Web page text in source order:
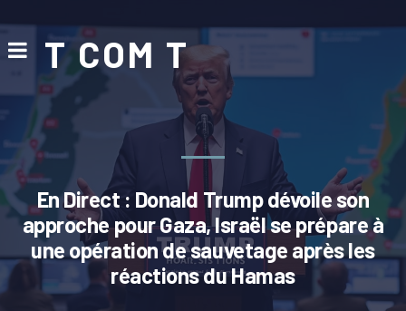
T COM T
En Direct : Donald Trump dévoile son
approche pour Gaza, Israël se prépare à
une opération de sauvetage après les
réactions du Hamas